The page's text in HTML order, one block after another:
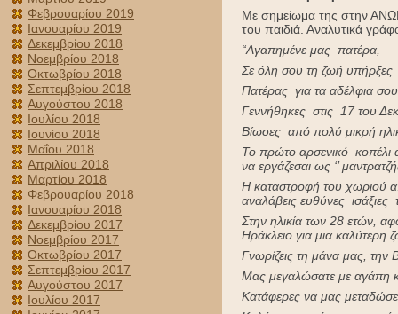
Φεβρουαρίου 2019
Ιανουαρίου 2019
Δεκεμβρίου 2018
Νοεμβρίου 2018
Οκτωβρίου 2018
Σεπτεμβρίου 2018
Αυγούστου 2018
Ιουλίου 2018
Ιουνίου 2018
Μαΐου 2018
Απριλίου 2018
Μαρτίου 2018
Φεβρουαρίου 2018
Ιανουαρίου 2018
Δεκεμβρίου 2017
Νοεμβρίου 2017
Οκτωβρίου 2017
Σεπτεμβρίου 2017
Αυγούστου 2017
Ιουλίου 2017
Με σημείωμα της στην
του παιδιά. Αναλυτικά
“Αγαπημένε μας πατέρα,
Σε όλη σου τη ζωή υπήρξες
Πατέρας για τα αδέλφια
Γεννήθηκες στις 17 του
Βίωσες από πολύ μικρή
Το πρώτο αρσενικό κοπέλι
να εργάζεσαι ως ‘’
Η καταστροφή του χωριού
αναλάβεις ευθύνες
Στην ηλικία των 28 ετών,
Ηράκλειο για μια καλύτερη
Γνωρίζεις τη μάνα μας, την
Μας μεγαλώσατε με αγάπη
Κατάφερες να μας